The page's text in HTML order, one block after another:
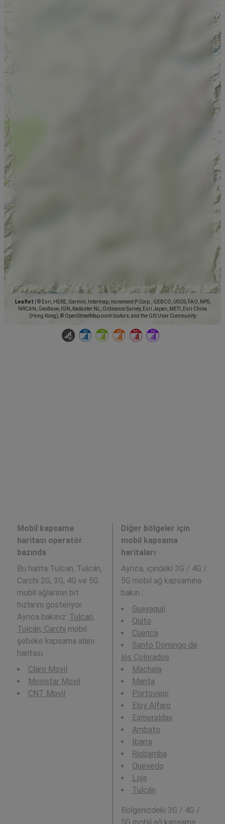
Leaflet
© Esri, HERE, Garmin, Intermap, increment P Corp., GEBCO, USGS, FAO, NPS,
NRCAN, GeoBase, IGN, Kadaster NL, Ordnance Survey, Esri Japan, METI, Esri China
(Hong Kong), © OpenStreetMap contributors, and the GIS User Community
Mobil kapsama
haritası operatör
bazında
Bu harita Tulcan, Tulcán,
Carchi 2G, 3G, 4G ve 5G
mobil ağlarının bit
hızlarını gösteriyor.
Ayrıca bakınız: Tulcan,
Tulcán, Carchi mobil
şebeke kapsama alanı
haritası
Claro Movil
Movistar Movil
CNT Movil
Diğer bölgeler için
mobil kapsama
haritaları
Ayrıca, içindeki 3G / 4G /
5G mobil ağ kapsamına
bakın :
Guayaquil
Quito
Cuenca
Santo Domingo de
los Colorados
Machala
Manta
Portoviejo
Eloy Alfaro
Esmeraldas
Ambato
Ibarra
Riobamba
Quevedo
Loja
Tulcán
Bölgenizdeki 3G / 4G /